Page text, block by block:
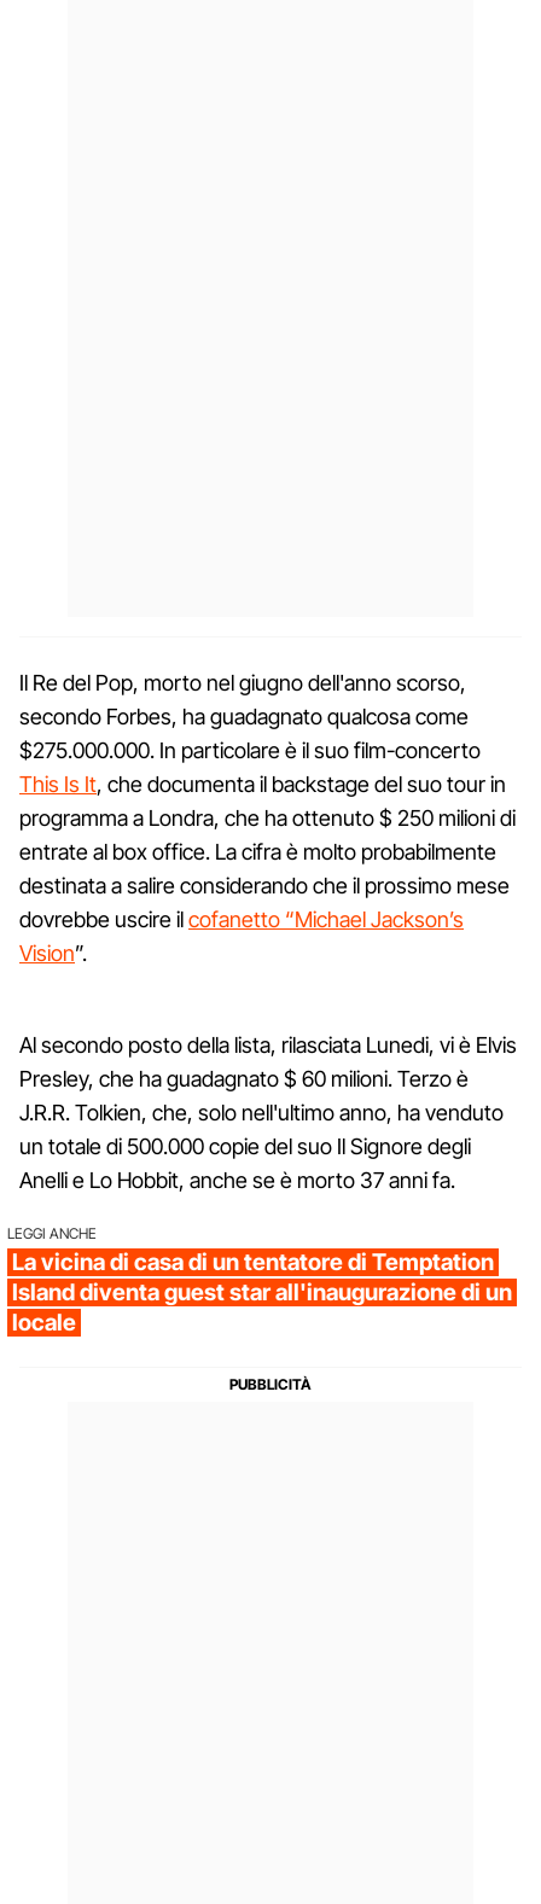
Il Re del Pop, morto nel giugno dell'anno scorso,
secondo Forbes, ha guadagnato qualcosa come
$275.000.000. In particolare è il suo film-concerto
This Is It, che documenta il backstage del suo tour in
programma a Londra, che ha ottenuto $ 250 milioni di
entrate al box office. La cifra è molto probabilmente
destinata a salire considerando che il prossimo mese
dovrebbe uscire ilcofanetto “Michael Jackson’s
Vision”.
Al secondo posto della lista, rilasciata Lunedi, vi è Elvis
Presley, che ha guadagnato $ 60 milioni. Terzo è
J.R.R. Tolkien, che, solo nell'ultimo anno, ha venduto
un totale di 500.000 copie del suo Il Signore degli
Anelli e Lo Hobbit, anche se è morto 37 anni fa.
LEGGI ANCHE
La vicina di casa di un tentatore di Temptation
Island diventa guest star all'inaugurazione di un
locale